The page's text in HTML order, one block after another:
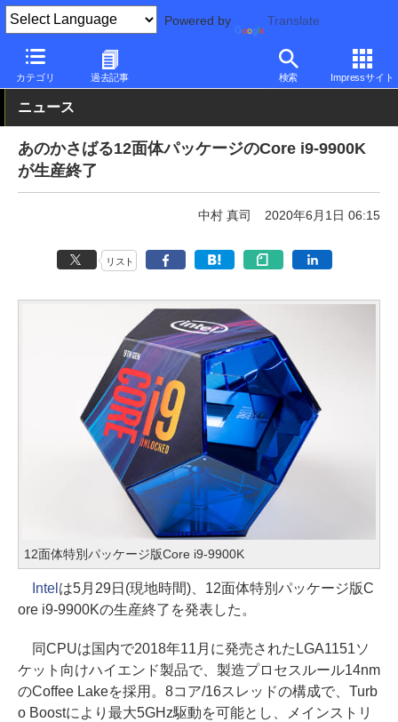
Powered by Translate
カテゴリ 過去記事 検索 Impressサイト
PC Watch 半導体/周辺機器
ニュース
あのかさばる12面体パッケージのCore i9-9900K
が生産終了
中村 真司 2020年6月1日 06:15
リスト
12面体特別パッケージ版Core i9-9900K
Intel は5月29日(現地時間)、12面体特別パッケージ版C
ore i9-9900Kの生産終了を発表した。
同CPUは国内で2018年11月に発売されたLGA1151ソ
ケット向けハイエンド製品で、製造プロセスルール14nm
のCoffee Lakeを採用。8コア/16スレッドの構成で、Turb
o Boostにより最大5GHz駆動を可能とし、メインストリ